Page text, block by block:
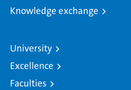
Knowledge exchange
University
Excellence
Faculties